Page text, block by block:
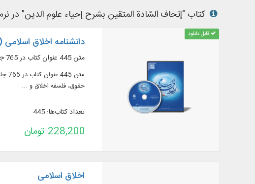
کتاب "إتحاف السّادة المتقین بشرح إحیاء علوم الدین" در
قابل دانلود
دانشنامه اخلاق اسلامی
متن 445 عنوان کتاب در 765 جلد از منابع مهم در زمينه اخلاق، به زبان عربی و فارسی
حقوق، فلسفه اخلاق و ...
تعداد کتاب‌ها: 445
228,200 تومان
اخلاق اسلامی